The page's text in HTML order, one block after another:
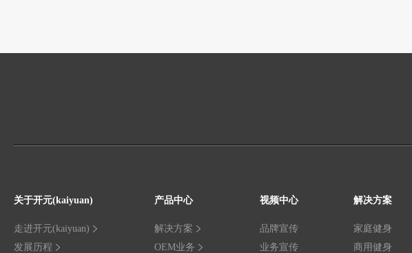
关于开元(kaiyuan)
走进开元(kaiyuan)
发展历程
产品中心
解决方案
OEM业务
视频中心
品牌宣传
业务宣传
解决方案
家庭健身
商用健身